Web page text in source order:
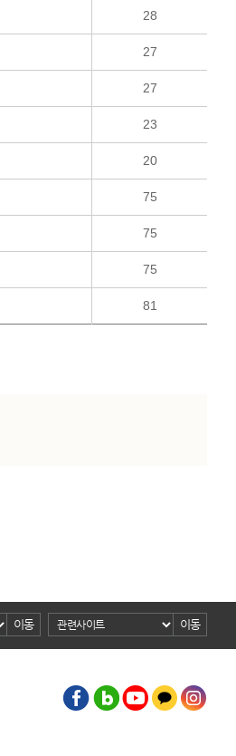
28
27
27
23
20
75
75
75
81
이동 이동